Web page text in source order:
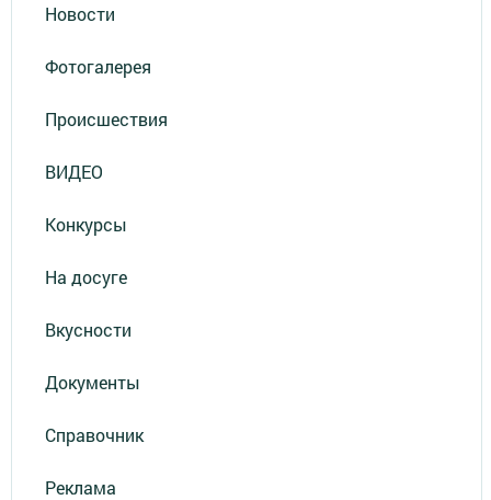
Новости
Фотогалерея
Происшествия
ВИДЕО
Конкурсы
На досуге
Вкусности
Документы
Справочник
Реклама